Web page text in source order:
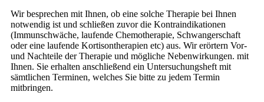
Wir besprechen mit Ihnen, ob eine solche Therapie bei Ihnen
notwendig ist und schließen zuvor die Kontraindikationen
(Immunschwäche, laufende Chemotherapie, Schwangerschaft
oder eine laufende Kortisontherapien etc) aus. Wir erörtern Vor-
und Nachteile der Therapie und mögliche Nebenwirkungen. mit
Ihnen. Sie erhalten anschließend ein Untersuchungsheft mit
sämtlichen Terminen, welches Sie bitte zu jedem Termin
mitbringen.